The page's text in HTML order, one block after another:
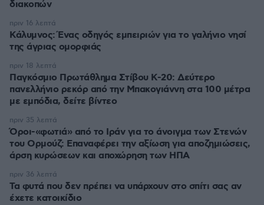
διακοπών
Κάλυμνος: Ένας οδηγός εμπειριών για το γαλήνιο νησί
της άγριας ομορφιάς
πριν 16 λεπτά
Παγκόσμιο Πρωτάθλημα Στίβου Κ-20: Δεύτερο
πανελλήνιο ρεκόρ από την Μπακογιάννη στα 100 μέτρα
με εμπόδια, δείτε βίντεο
πριν 18 λεπτά
Όροι-«φωτιά» από το Ιράν για το άνοιγμα των Στενών
του Ορμούζ: Επαναφέρει την αξίωση για αποζημιώσεις,
άρση κυρώσεων και αποχώρηση των ΗΠΑ
πριν 35 λεπτά
Τα φυτά που δεν πρέπει να υπάρχουν στο σπίτι σας αν
έχετε κατοικίδιο
πριν 36 λεπτά